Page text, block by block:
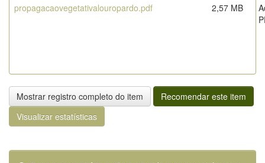
propagacaovegetativalouropardo.pdf
2,57 MB
Mostrar registro completo do item
Recomendar este item
Visualizar estatísticas